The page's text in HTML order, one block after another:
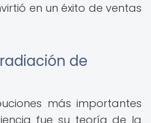
en un éxito de ventas
de
más importantes
fue su teoría de la